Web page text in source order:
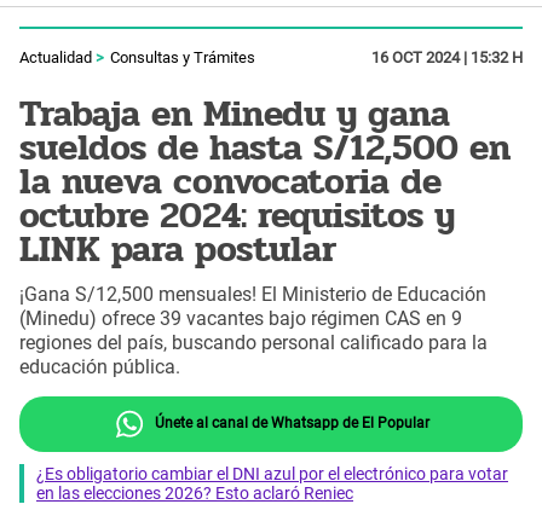
Actualidad Consultas y Trámites 16 OCT 2024 | 15:32 H
Trabaja en Minedu y gana
sueldos de hasta S/12,500 en
la nueva convocatoria de
octubre 2024: requisitos y
LINK para postular
¡Gana S/12,500 mensuales! El Ministerio de Educación
(Minedu) ofrece 39 vacantes bajo régimen CAS en 9
regiones del país, buscando personal calificado para la
educación pública.
Únete al canal de Whatsapp de El Popular
¿Es obligatorio cambiar el DNI azul por el electrónico para votar
en las elecciones 2026? Esto aclaró Reniec